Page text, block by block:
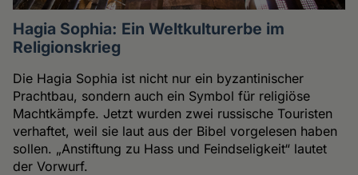
Hagia Sophia: Ein Weltkulturerbe im
Religionskrieg
Die Hagia Sophia ist nicht nur ein byzantinischer
Prachtbau, sondern auch ein Symbol für religiöse
Machtkämpfe. Jetzt wurden zwei russische Touristen
verhaftet, weil sie laut aus der Bibel vorgelesen haben
sollen. „Anstiftung zu Hass und Feindseligkeit“ lautet
der Vorwurf.